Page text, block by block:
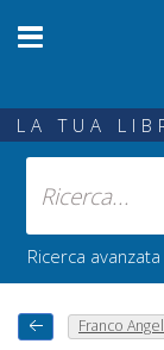
LA TUA
Ricerca avanzata
Franco